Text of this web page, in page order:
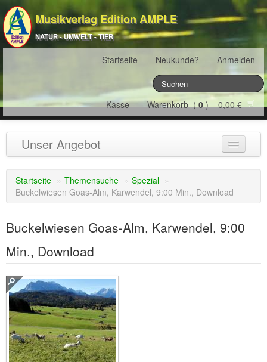
Musikverlag Edition AMPLE
NATUR - UMWELT - TIER
Startseite Neukunde? Anmelden
Kasse Warenkorb (0) 0,00 €
Unser Angebot
NATURJAHR(12)
ÖSTERREICH(22)
Serie ENTSPANNUNG NATUR
CDs
SOFORT HERUNTERLADEN
Startseite » Themensuche » Spezial »
Buckelwiesen Goas-Alm, Karwendel, 9:00 Min., Download
Buckelwiesen Goas-Alm, Karwendel, 9:00
Min., Download